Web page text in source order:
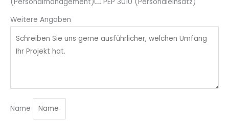
(Personalmanagement)
PEP 3010 (Personaleinsatz)
Weitere Angaben
Name